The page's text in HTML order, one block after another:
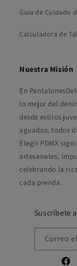
Guía de Cuidado
Calculadora de
Nuestra Misión
En
lo mejor del
desde estilos
aguados, todos
Elegir PDMX
artesanales,
celebrando la
cada prenda.
Suscríbete
Correo